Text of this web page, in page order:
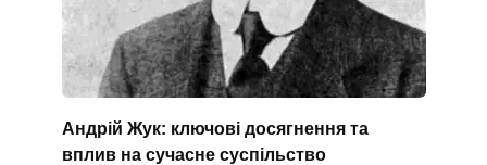
Андрій Жук: ключові досягнення та
вплив на сучасне суспільство